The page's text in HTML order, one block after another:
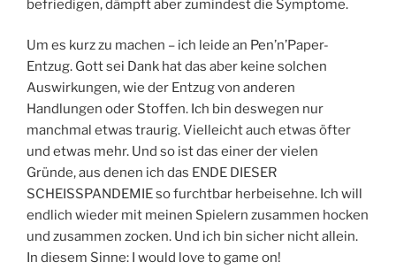
befriedigen, dämpft aber zumindest die Symptome.
Um es kurz zu machen – ich leide an Pen’n’Paper-
Entzug. Gott sei Dank hat das aber keine solchen
Auswirkungen, wie der Entzug von anderen
Handlungen oder Stoffen. Ich bin deswegen nur
manchmal etwas traurig. Vielleicht auch etwas öfter
und etwas mehr. Und so ist das einer der vielen
Gründe, aus denen ich das ENDE DIESER
SCHEISSPANDEMIE so furchtbar herbeisehne. Ich will
endlich wieder mit meinen Spielern zusammen hocken
und zusammen zocken. Und ich bin sicher nicht allein.
In diesem Sinne: I would love to game on!